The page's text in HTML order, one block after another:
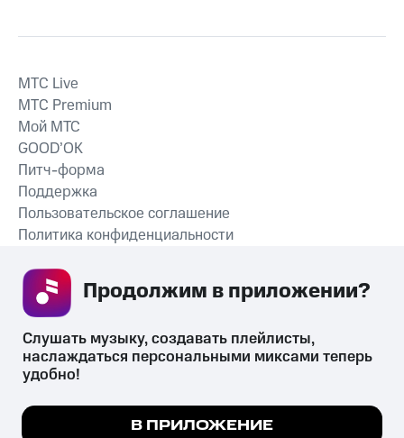
СКАЧАТЬ ПРИЛОЖЕНИЕ
MTС Live
MTС Premium
Мой МТС
GOOD’OK
Питч-форма
Поддержка
Пользовательское соглашение
Политика конфиденциальности
психотропных веществ, их аналогов причиняет вред здоровью,
их незаконный оборот запрещён и влечёт установленную
Мы используем куки, чтобы на сайте все
Слушать музыку, создавать плейлисты,
наслаждаться персональными миксами теперь
удобно!
В ПРИЛОЖЕНИЕ